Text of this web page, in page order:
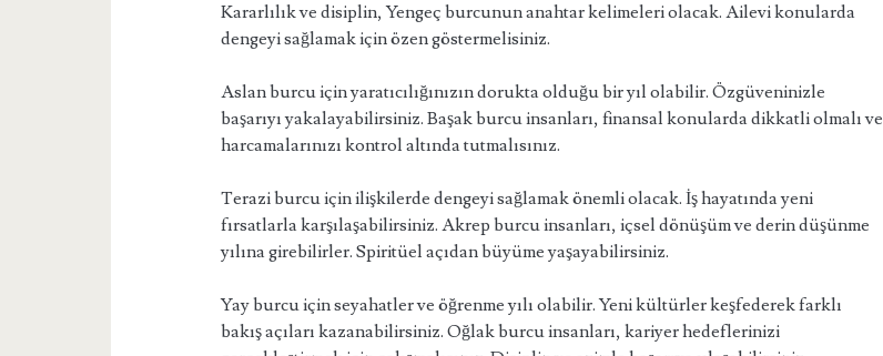
Kararlılık ve disiplin, Yengeç burcunun anahtar kelimeleri olacak. Ailevi konularda
dengeyi sağlamak için özen göstermelisiniz.
Aslan burcu için yaratıcılığınızın dorukta olduğu bir yıl olabilir. Özgüveninizle
başarıyı yakalayabilirsiniz. Başak burcu insanları, finansal konularda dikkatli olmalı ve
harcamalarınızı kontrol altında tutmalısınız.
Terazi burcu için ilişkilerde dengeyi sağlamak önemli olacak. İş hayatında yeni
fırsatlarla karşılaşabilirsiniz. Akrep burcu insanları, içsel dönüşüm ve derin düşünme
yılına girebilirler. Spiritüel açıdan büyüme yaşayabilirsiniz.
Yay burcu için seyahatler ve öğrenme yılı olabilir. Yeni kültürler keşfederek farklı
bakış açıları kazanabilirsiniz. Oğlak burcu insanları, kariyer hedeflerinizi